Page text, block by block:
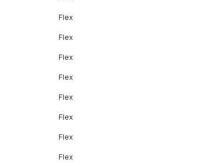
Flex
Flex
Flex
Flex
Flex
Flex
Flex
Flex